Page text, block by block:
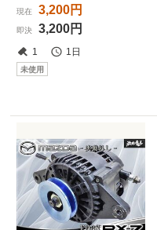
現在 3,200円
即決 3,200円
1 1日
未使用